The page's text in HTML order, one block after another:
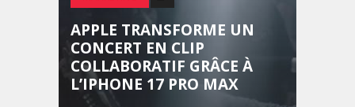
APPLE TRANSFORME UN
CONCERT EN CLIP
COLLABORATIF GRÂCE À
L’IPHONE 17 PRO MAX